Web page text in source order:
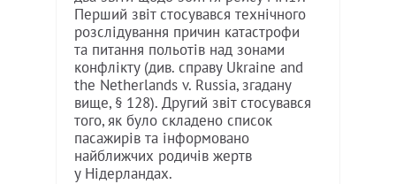
Перший звіт стосувався технічного
розслідування причин катастрофи
та питання польотів над зонами
конфлікту (див. справу Ukraine and
the Netherlands v. Russia, згадану
вище, § 128). Другий звіт стосувався
того, як було складено список
пасажирів та інформовано
найближчих родичів жертв
у Нідерландах.